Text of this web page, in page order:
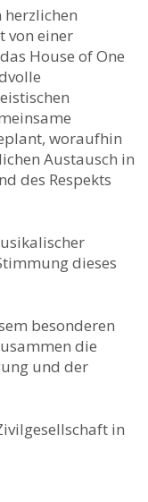
von einer
House of One
woraufhin
Austausch in
des Respekts
dieses
besonderen
die
und der
in